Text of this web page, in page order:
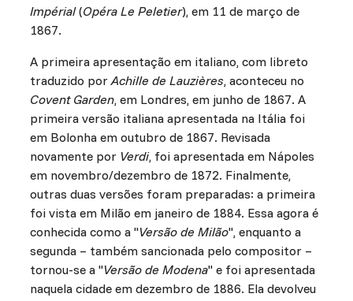
Impérial(Opéra Le Peletier), em 11 de março de
1867.
A primeira apresentação em italiano, com libreto
traduzido porAchille de Lauzières, aconteceu no
Covent Garden, em Londres, em junho de 1867. A
primeira versão italiana apresentada na Itália foi
em Bolonha em outubro de 1867. Revisada
novamente por Verdi, foi apresentada em Nápoles
em novembro/dezembro de 1872. Finalmente,
outras duas versões foram preparadas: a primeira
foi vista em Milão em janeiro de 1884. Essa agora é
conhecida como a "Versão de Milão", enquanto a
segunda – também sancionada pelo compositor –
tornou-se a "Versão de Modena" e foi apresentada
naquela cidade em dezembro de 1886. Ela devolveu